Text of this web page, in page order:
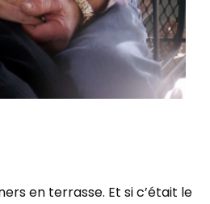
en terrasse. Et si c’était le